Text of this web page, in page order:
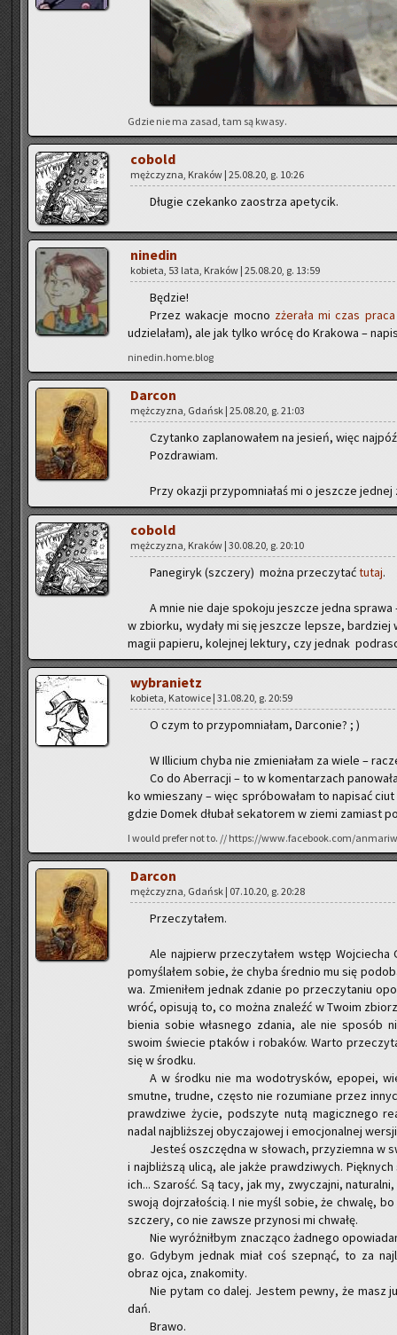
Gdzie nie ma zasad, tam są kwasy.
co­bold
męż­czy­zna, Kra­ków | 25.08.20, g. 10:26
Dłu­gie cze­kan­ko za­ostrza ape­ty­cik.
ni­ne­din
ko­bie­ta, 53 lata, Kra­ków | 25.08.20, g. 13:59
Bę­dzie!
Przez wa­ka­cje mocno zże­ra­ła mi czas praca
udzie­la­łam), ale jak tylko wrócę do Kra­ko­wa –
ninedin.home.blog
Dar­con
męż­czy­zna, Gdańsk | 25.08.20, g. 21:03
Czy­tan­ko za­pla­no­wa­łem na je­sień, więc
Po­zdra­wiam.
Przy oka­zji przy­po­mnia­łaś mi o jesz­cze jed­nej
co­bold
męż­czy­zna, Kra­ków | 30.08.20, g. 20:10
Pa­ne­gi­ryk (szcze­ry) można prze­czy­taćtutaj.
A mnie nie daje spo­ko­ju jesz­cze jedna spra­wa
w zbior­ku, wy­da­ły mi się jesz­cze lep­sze,
magii pa­pie­ru, ko­lej­nej lek­tu­ry, czy jed­nak
wy­bra­nietz
ko­bie­ta, Ka­to­wi­ce | 31.08.20, g. 20:59
O czym to przy­po­mnia­łam, Dar­co­nie? ; )
W Il­li­cium chyba nie zmie­nia­łam za wiele –
Co do Aber­ra­cji – to w ko­men­ta­rzach
ko wmie­sza­ny – więc spró­bo­wa­łam to na­pi­sać
gdzie Domek dłu­bał se­ka­to­rem w ziemi za­miast
I would pre­fer not to. // https://www.facebook.com/
Dar­con
męż­czy­zna, Gdańsk | 07.10.20, g. 20:28
Prze­czy­ta­łem.
Ale naj­pierw prze­czy­ta­łem wstęp
po­my­śla­łem sobie, że chyba śred­nio mu się
wa. Zmie­ni­łem jed­nak zda­nie po prze­czy­ta­niu
wróć, opi­su­ją to, co można zna­leźć w Twoim
bie­nia sobie wła­sne­go zda­nia, ale nie spo­sób
swoim świe­cie pta­ków i ro­ba­ków. Warto
się w środ­ku.
A w środ­ku nie ma wo­do­try­sków, epo­pei,
smut­ne, trud­ne, czę­sto nie ro­zu­mia­ne przez
praw­dzi­we życie, pod­szy­te nutą ma­gicz­ne­go
nadal naj­bliż­szej oby­cza­jo­wej i emo­cjo­nal­nej
Je­steś oszczęd­na w sło­wach, przy­ziem­na w
i naj­bliż­szą ulicą, ale jakże praw­dzi­wych.
ich... Sza­rość. Są tacy, jak my, zwy­czaj­ni,
swoją doj­rza­ło­ścią. I nie myśl sobie, że chwa­lę,
szcze­ry, co nie za­wsze przy­no­si mi chwa­łę.
Nie wy­róż­nił­bym zna­czą­co żad­ne­go
go. Gdy­bym jed­nak miał coś szep­nąć, to za
obraz ojca, zna­ko­mi­ty.
Nie pytam co dalej. Je­stem pewny, że masz
dań.
Brawo.